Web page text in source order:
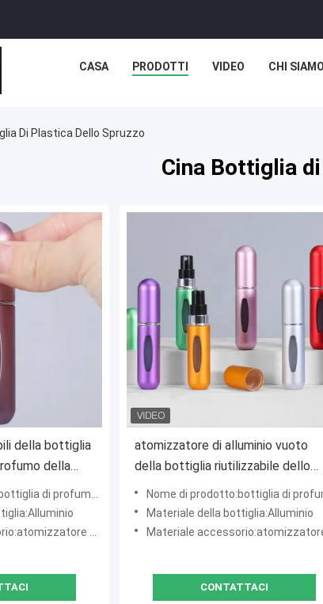
CASA PRODOTTI VIDEO CHI SIAMO
Di Plastica Dello Spruzzo
Cina Bottiglia
della bottiglia
della
le donne
riutilizzabile della tasca
cappuccio speciale dell'oro
atomizzatore di alluminio vuoto
della bottiglia riutilizzabile dello
spruzzo del profumo della tasca di
5ml 8ml piccolo
Nome di prodotto:bottiglia di profumo riutilizzabile della
Materiale della bottiglia:Alluminio
Materiale accessorio:atomizzatore dell'oro, cappuccio speciale
CONTATTACI